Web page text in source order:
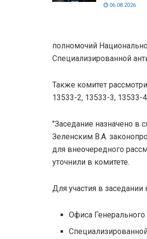
06.08.2026
полномочий
Специализированной
Также комитет
13533-2, 13533-3, 13533-
"Заседание назначено в
Зеленским В.А.
для внеочередного
уточнили в комитете.
Для участия в заседании
Офиса Генерального